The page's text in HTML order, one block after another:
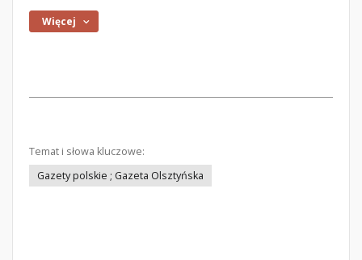
Więcej
Temat i słowa kluczowe:
Gazety polskie ; Gazeta Olsztyńska